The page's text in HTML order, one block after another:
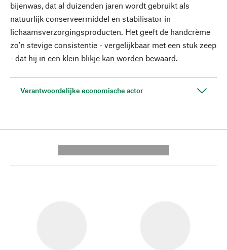
bijenwas, dat al duizenden jaren wordt gebruikt als
natuurlijk conserveermiddel en stabilisator in
lichaamsverzorgingsproducten. Het geeft de handcrème
zo'n stevige consistentie - vergelijkbaar met een stuk zeep
- dat hij in een klein blikje kan worden bewaard.
Verantwoordelijke economische actor